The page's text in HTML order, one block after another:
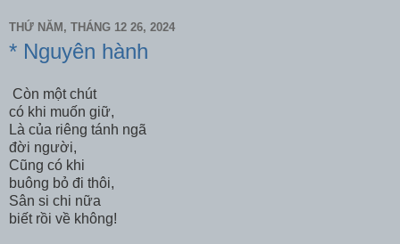
THỨ NĂM, THÁNG 12 26, 2024
* Nguyên hành
Còn một chút
có khi muốn giữ,
Là của riêng tánh ngã
đời người,
Cũng có khi
buông bỏ đi thôi,
Sân si chi nữa
biết rồi về không!